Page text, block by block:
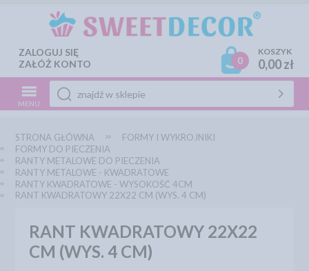
ZALOGUJ SIĘ
ZAŁÓŻ KONTO
0
KOSZYK
0,00 zł
MENU
STRONA GŁÓWNA
FORMY I WYKROJNIKI
FORMY DO PIECZENIA
RANTY METALOWE DO PIECZENIA
RANTY METALOWE - KWADRATOWE
RANTY KWADRATOWE - WYSOKOŚĆ 4CM
RANT KWADRATOWY 22X22 CM (WYS. 4 CM)
RANT KWADRATOWY 22X22
CM (WYS. 4 CM)